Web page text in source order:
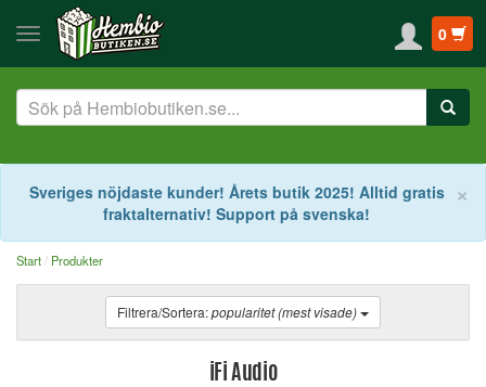
0
×
Sveriges nöjdaste kunder! Årets butik 2025! Alltid gratis
fraktalternativ! Support på svenska!
Start Produkter
Filtrera/Sortera:popularitet (mest visade)
iFi Audio